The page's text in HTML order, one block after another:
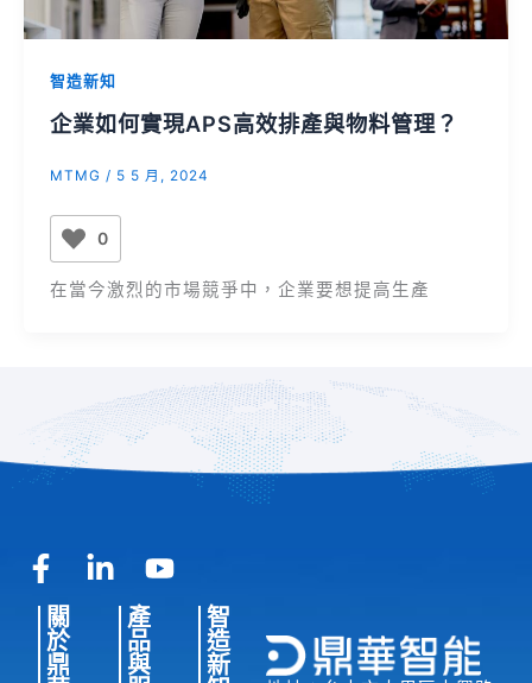
智造新知
企業如何實現APS高效排產與物料管理？
MTMG / 5 5 月, 2024
0
在當今激烈的市場競爭中，企業要想提高生產
F
a
c
e
L
Y
關
於
鼎
產
品
與
智
造
新